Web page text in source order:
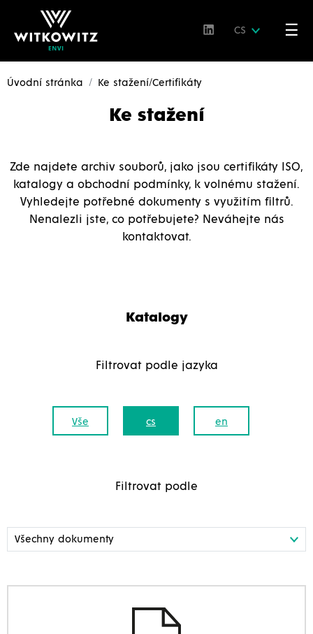
CS ☰
Úvodní stránka Ke stažení/Certifikáty
Ke stažení
Zde najdete archiv souborů, jako jsou certifikáty ISO,
katalogy a obchodní podmínky, k volnému stažení.
Vyhledejte potřebné dokumenty s využitím filtrů.
Nenalezli jste, co potřebujete? Neváhejte nás
kontaktovat.
Katalogy
Filtrovat podle jazyka
Vše cs en
Filtrovat podle